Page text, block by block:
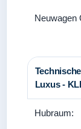
Neuwagen
Luxus -
Hubraum: